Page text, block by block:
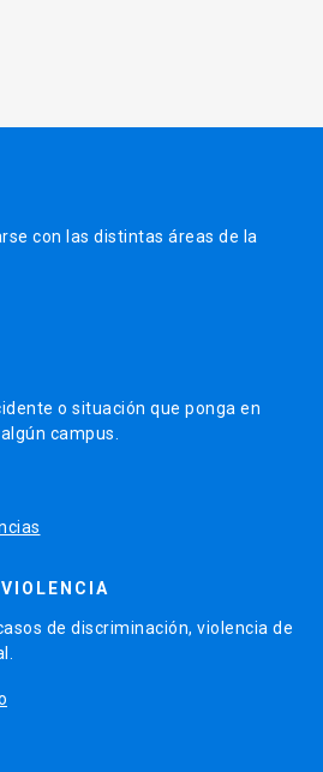
con las distintas áreas de la
o situación que ponga en
campus.
de discriminación, violencia de